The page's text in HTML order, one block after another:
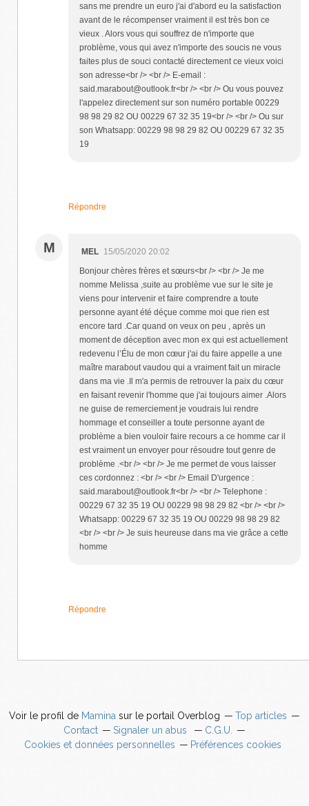
sans me prendre un euro j'ai d'abord eu la satisfaction
avant de le récompenser vraiment il est très bon ce
vieux . Alors vous qui souffrez de n'importe que
problème, vous qui avez n'importe des soucis ne vous
faites plus de souci contacté directement ce vieux voici
son adresse<br /> <br /> E-email :
said.marabout@outlook.fr<br /> <br /> Ou vous pouvez
l'appelez directement sur son numéro portable 00229
98 98 29 82 OU 00229 67 32 35 19<br /> <br /> Ou sur
son Whatsapp: 00229 98 98 29 82 OU 00229 67 32 35
19
Répondre
M MEL 15/05/2020 20:02
Bonjour chères frères et sœurs<br /> <br /> Je me
nomme Melissa ,suite au problème vue sur le site je
viens pour intervenir et faire comprendre a toute
personne ayant été déçue comme moi que rien est
encore tard .Car quand on veux on peu , après un
moment de déception avec mon ex qui est actuellement
redevenu l’Élu de mon cœur j'ai du faire appelle a une
maître marabout vaudou qui a vraiment fait un miracle
dans ma vie .Il m'a permis de retrouver la paix du cœur
en faisant revenir l'homme que j'ai toujours aimer .Alors
ne guise de remerciement je voudrais lui rendre
hommage et conseiller a toute personne ayant de
problème a bien vouloir faire recours a ce homme car il
est vraiment un envoyer pour résoudre tout genre de
problème .<br /> <br /> Je me permet de vous laisser
ces cordonnez : <br /> <br /> Email D'urgence :
said.marabout@outlook.fr<br /> <br /> Telephone :
00229 67 32 35 19 OU 00229 98 98 29 82 <br /> <br />
Whatsapp: 00229 67 32 35 19 OU 00229 98 98 29 82
<br /> <br /> Je suis heureuse dans ma vie grâce a cette
homme
Répondre
Voir le profil de Mamina sur le portail Overblog
Top articles
Contact
Signaler un abus
C.G.U.
Cookies et données personnelles
Préférences cookies